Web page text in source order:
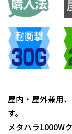
屋内・屋外兼用
す。
メタハラ1000W